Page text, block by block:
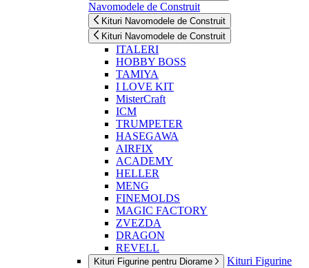
Navomodele de Construit
Kituri Navomodele de Construit
Kituri Navomodele de Construit
ITALERI
HOBBY BOSS
TAMIYA
I LOVE KIT
MisterCraft
ICM
TRUMPETER
HASEGAWA
AIRFIX
ACADEMY
HELLER
MENG
FINEMOLDS
MAGIC FACTORY
ZVEZDA
DRAGON
REVELL
Kituri Figurine pentru Diorame
Kituri Figurine